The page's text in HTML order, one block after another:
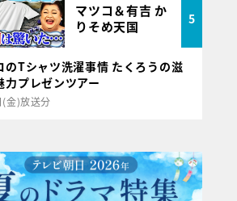
マツコ＆有吉 か
りそめ天国
5
のTシャツ洗濯事情 たくろうの滋
力プレゼンツアー
金)放送分